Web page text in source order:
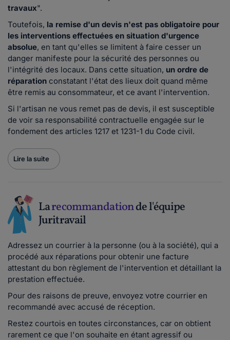
travaux".
Toutefois, la remise d'un devis n'est pas obligatoire pour
les interventions effectuées en situation d'urgence
absolue, en tant qu'elles se limitent à faire cesser un
danger manifeste pour la sécurité des personnes ou
l'intégrité des locaux. Dans cette situation, un ordre de
réparation constatant l'état des lieux doit quand même
être remis au consommateur, et ce avant l'intervention.
Si l'artisan ne vous remet pas de devis, il est susceptible
de voir sa responsabilité contractuelle engagée sur le
fondement des articles 1217 et 1231-1 du Code civil.
Lire la suite
Larecommandationde l'équipe
Juritravail
Adressez un courrier à la personne (ou à la société), qui a
procédé aux réparations pour obtenir une facture
attestant du bon règlement de l'intervention et détaillant la
prestation effectuée.
Pour des raisons de preuve, envoyez votre courrier en
recommandé avec accusé de réception.
Restez courtois en toutes circonstances, car on obtient
rarement ce que l'on souhaite en étant agressif ou